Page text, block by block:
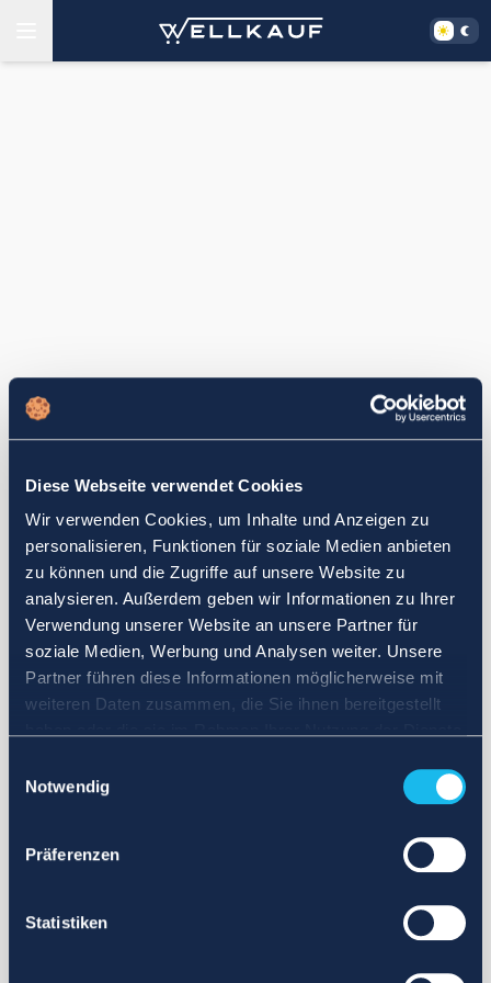
Diese Webseite verwendet Cookies
Wir verwenden Cookies, um Inhalte und Anzeigen zu
personalisieren, Funktionen für soziale Medien anbieten
zu können und die Zugriffe auf unsere Website zu
analysieren. Außerdem geben wir Informationen zu Ihrer
Verwendung unserer Website an unsere Partner für
soziale Medien, Werbung und Analysen weiter. Unsere
Partner führen diese Informationen möglicherweise mit
weiteren Daten zusammen, die Sie ihnen bereitgestellt
Notwendig
Präferenzen
Statistiken